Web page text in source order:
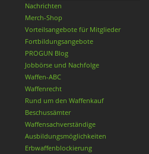
Nachrichten
Merch-Shop
Vorteilsangebote für Mitglieder
Fortbildungsangebote
PROGUN Blog
Jobbörse und Nachfolge
Waffen-ABC
Waffenrecht
Rund um den Waffenkauf
Beschussämter
Waffensachverständige
Ausbildungsmöglichkeiten
Erbwaffenblockierung